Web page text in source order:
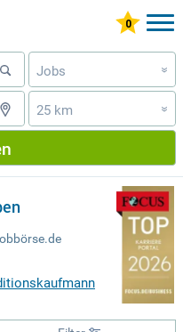
Jobs »
25 km »